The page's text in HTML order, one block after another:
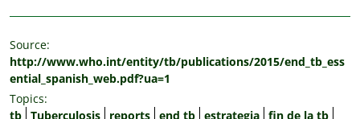
Source:
http://www.who.int/entity/tb/publications/2015/end_tb_ess
ential_spanish_web.pdf?ua=1
Topics:
tb Tuberculosis reports end tb estrategia fin de la tb